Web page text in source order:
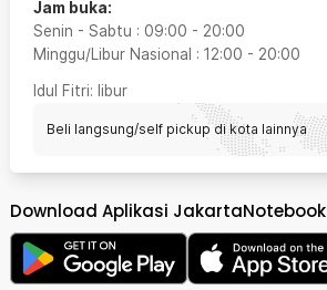
Jam buka:
Senin - Sabtu : 09:00 - 20:00
Minggu/Libur Nasional : 12:00 - 20:00
Idul Fitri: libur
Beli langsung/self pickup di kota lainnya
Download Aplikasi JakartaNotebook